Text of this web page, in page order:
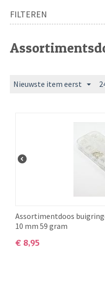
FILTEREN
Nieuwste item eerst
Assortimentdoos
10 mm 59 gram
€ 8,95